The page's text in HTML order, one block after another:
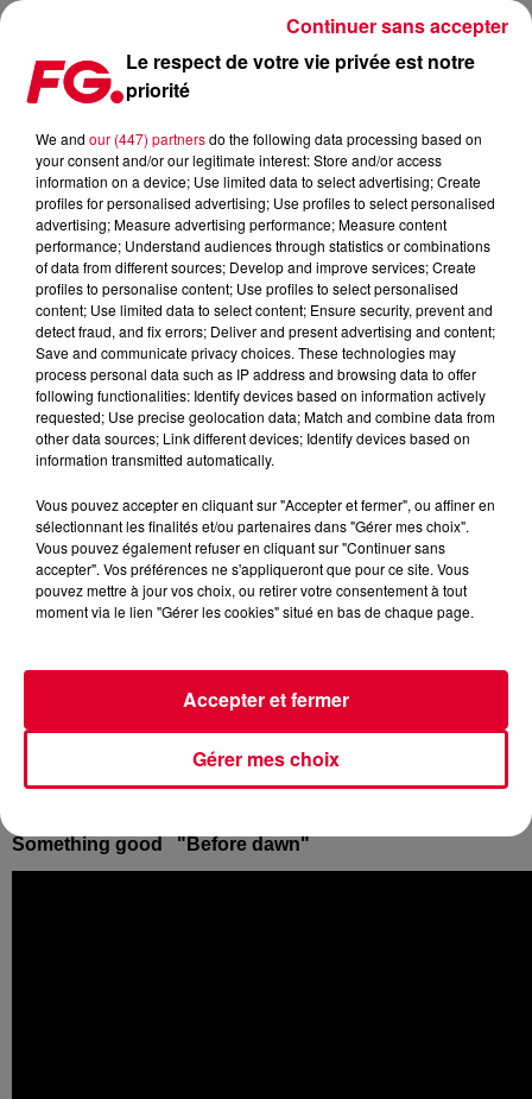
LES 5 NOUVEAUTES DU STARTER FG D’HAKIMAKLI
Publié : 30 mai 2023 à 11h14 par Solène Cordier
starter fg
Crédit :
Starter FG by Hakimakli
meilleures nouveautés house, chaque soir de 20h à 23h sur
FG.
Something good "Before dawn"
Le respect de votre vie privée est notre
priorité
We and our (447) partnersdo the following data processing based on
your consent and/or our legitimate interest: Store and/or access
information on a device; Use limited data to select advertising; Create
profiles for personalised advertising; Use profiles to select personalised
advertising; Measure advertising performance; Measure content
performance; Understand audiences through statistics or combinations
of data from different sources; Develop and improve services; Create
profiles to personalise content; Use profiles to select personalised
content; Use limited data to select content; Ensure security, prevent and
detect fraud, and fix errors; Deliver and present advertising and content;
Save and communicate privacy choices. These technologies may
process personal data such as IP address and browsing data to offer
following functionalities: Identify devices based on information actively
requested; Use precise geolocation data; Match and combine data from
other data sources; Link different devices; Identify devices based on
information transmitted automatically.
Vous pouvez accepter en cliquant sur "Accepter et fermer", ou affiner en
sélectionnant les finalités et/ou partenaires dans "Gérer mes choix".
Vous pouvez également refuser en cliquant sur "Continuer sans
accepter". Vos préférences ne s'appliqueront que pour ce site. Vous
pouvez mettre à jour vos choix, ou retirer votre consentement à tout
moment via le lien "Gérer les cookies" situé en bas de chaque page.
Gérer mes choix
Accepter et fermer
Continuer sans accepter